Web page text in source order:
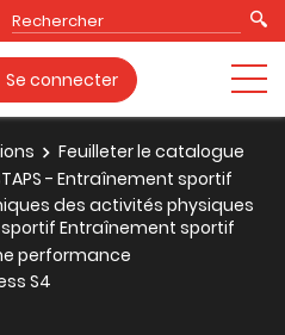
Se connecter
Feuilleter le catalogue
- Entraînement sportif
des activités physiques
Entraînement sportif
performance
S4